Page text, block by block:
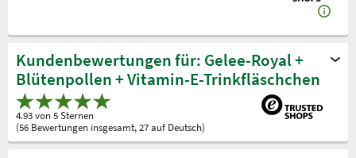
Kundenbewertungen für: Gelee-Royal +
Blütenpollen + Vitamin-E-Trinkfläschchen
4.93 von 5 Sternen
(56 Bewertungen insgesamt, 27 auf Deutsch)